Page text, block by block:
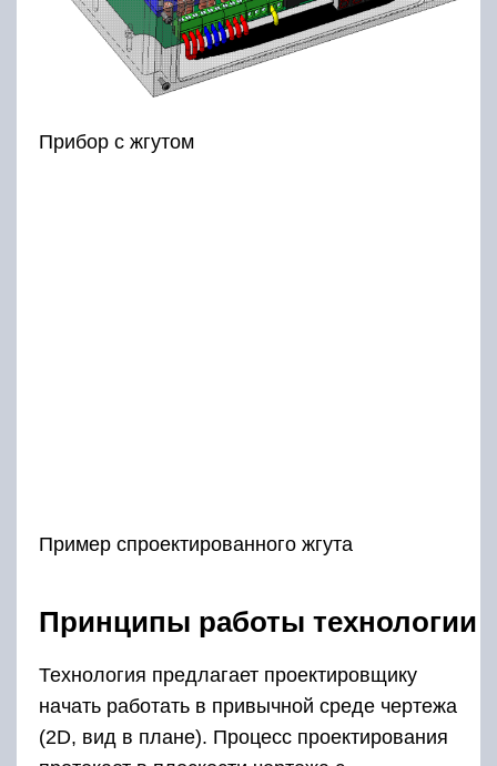
Прибор с жгутом
Пример спроектированного жгута
Принципы работы технологии
Технология предлагает проектировщику
начать работать в привычной среде чертежа
(2D, вид в плане). Процесс проектирования